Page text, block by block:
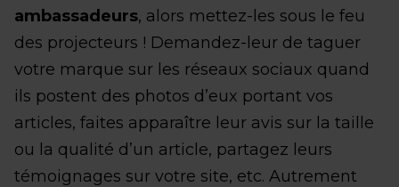
ambassadeurs, alors mettez-les sous le feu
des projecteurs ! Demandez-leur de taguer
votre marque sur les réseaux sociaux quand
ils postent des photos d’eux portant vos
articles, faites apparaître leur avis sur la taille
ou la qualité d’un article, partagez leurs
témoignages sur votre site, etc. Autrement